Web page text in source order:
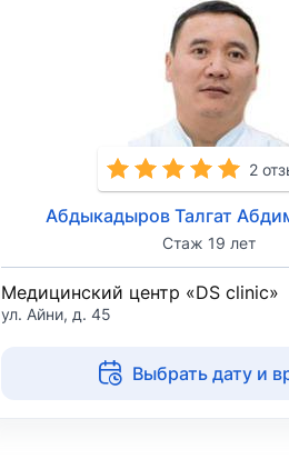
2
Абдыкадыров Талгат
Стаж 19 лет
Медицинский центр «DS clinic»
ул. Айни, д. 45
Выбрать дату и